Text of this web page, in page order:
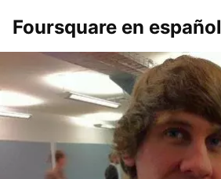
Foursquare en español